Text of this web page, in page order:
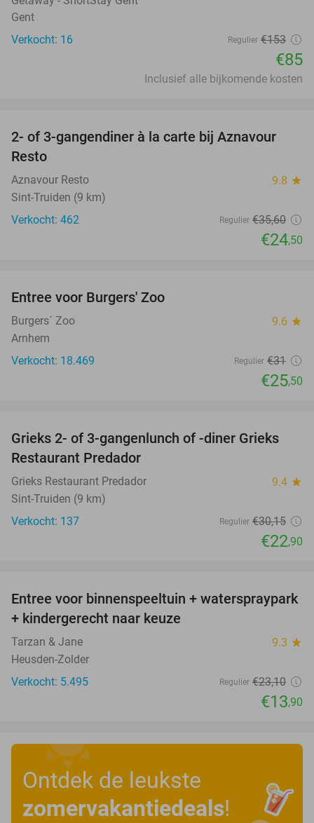
Gent
Verkocht: 16
Regulier €153
€85
Inclusief alle bijkomende kosten
31%
2- of 3-gangendiner à la carte bij Aznavour
Resto
Aznavour Resto 9.8 star
Sint-Truiden (9 km)
Verkocht: 462
Regulier €35,60
€24,50
Entree voor Burgers' Zoo
Burgers´ Zoo 9.6 star
Arnhem
Verkocht: 18.469
Regulier €31
€25,50
24%
Grieks 2- of 3-gangenlunch of -diner Grieks
Restaurant Predador
Grieks Restaurant Predador 9.4 star
Sint-Truiden (9 km)
Verkocht: 137
Regulier €30,15
€22,90
40%
Entree voor binnenspeeltuin + waterspraypark
+ kindergerecht naar keuze
Tarzan & Jane 9.3 star
Heusden-Zolder
Verkocht: 5.495
Regulier €23,10
€13,90
Ontdek de leukste
zomervakantiedeals!